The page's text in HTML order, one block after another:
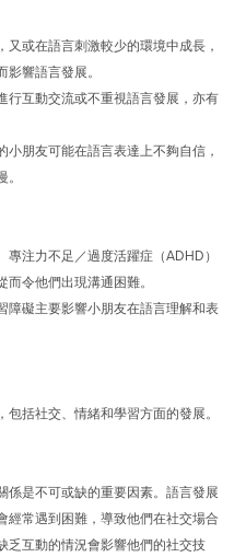
或在語言刺激較少的環境中成長，
響語言發展。
行互動交流或不重視語言發展，亦有
朋友可能在語言表達上不夠自信，
注力不足／過度活躍症（ADHD）
令他們出現溝通困難。
障礙主要影響小朋友在語言理解和表
括社交、情緒和學習方面的發展。
係是不可或缺的重要因素。語言發展
經常遇到困難，導致他們在社交場合
乏互動的情況會影響他們的社交技